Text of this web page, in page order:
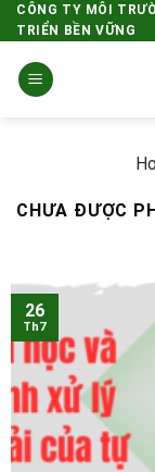
Skip
to
content
CÔNG TY MÔI
TRIỂN BỀN VỮNG
CHƯA ĐƯỢC
26
Th7